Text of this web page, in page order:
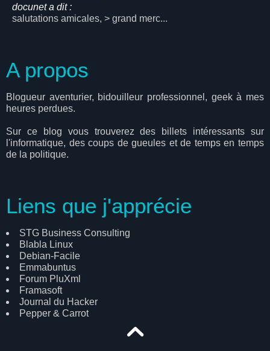
docunet a dit :
salutations amicales, > grand merc...
A propos
Blogueur aventurier, bidouilleur professionnel, geek à mes
heures perdues.
Sur ce blog vous trouverez des billets intéressants sur
l'informatique, des coups de gueules et de temps en temps
de la politique.
Liens que j'apprécie
STG Business Consulting
Blabla Linux
Debian-Facile
Emmabuntus
Forum PluXml
Framasoft
Journal du Hacker
Pepper & Carrot